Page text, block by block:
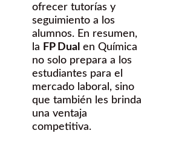
ofrecer tutorías y
seguimiento a los
alumnos. En resumen,
la FP Dual en Química
no solo prepara a los
estudiantes para el
mercado laboral, sino
que también les brinda
una ventaja
competitiva.